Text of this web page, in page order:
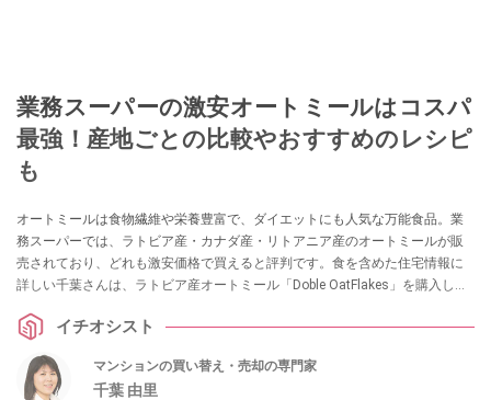
業務スーパーの激安オートミールはコスパ
最強！産地ごとの比較やおすすめのレシピ
も
オートミールは食物繊維や栄養豊富で、ダイエットにも人気な万能食品。業
務スーパーでは、ラトビア産・カナダ産・リトアニア産のオートミールが販
売されており、どれも激安価格で買えると評判です。食を含めた住宅情報に
詳しい千葉さんは、ラトビア産オートミール「Doble OatFlakes」を購入して
イチオシスト
マンションの買い替え・売却の専門家
千葉 由里